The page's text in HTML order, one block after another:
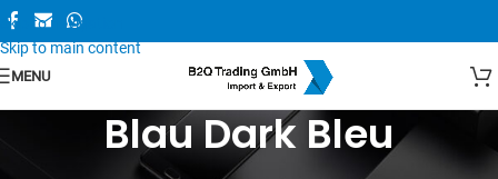
Skip to navigation
Skip to main content
MENU
Blau Dark Bleu
Alle 2 Ergebnisse werden angezeigt